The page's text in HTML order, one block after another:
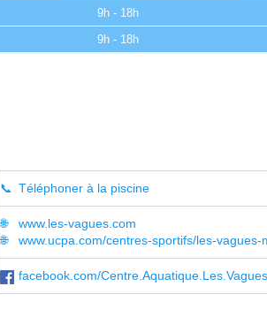
9h - 18h
9h - 18h
Téléphoner à la piscine
www.les-vagues.com
www.ucpa.com/centres-sportifs/les-vagues-
facebook.com/Centre.Aquatique.Les.Vagues